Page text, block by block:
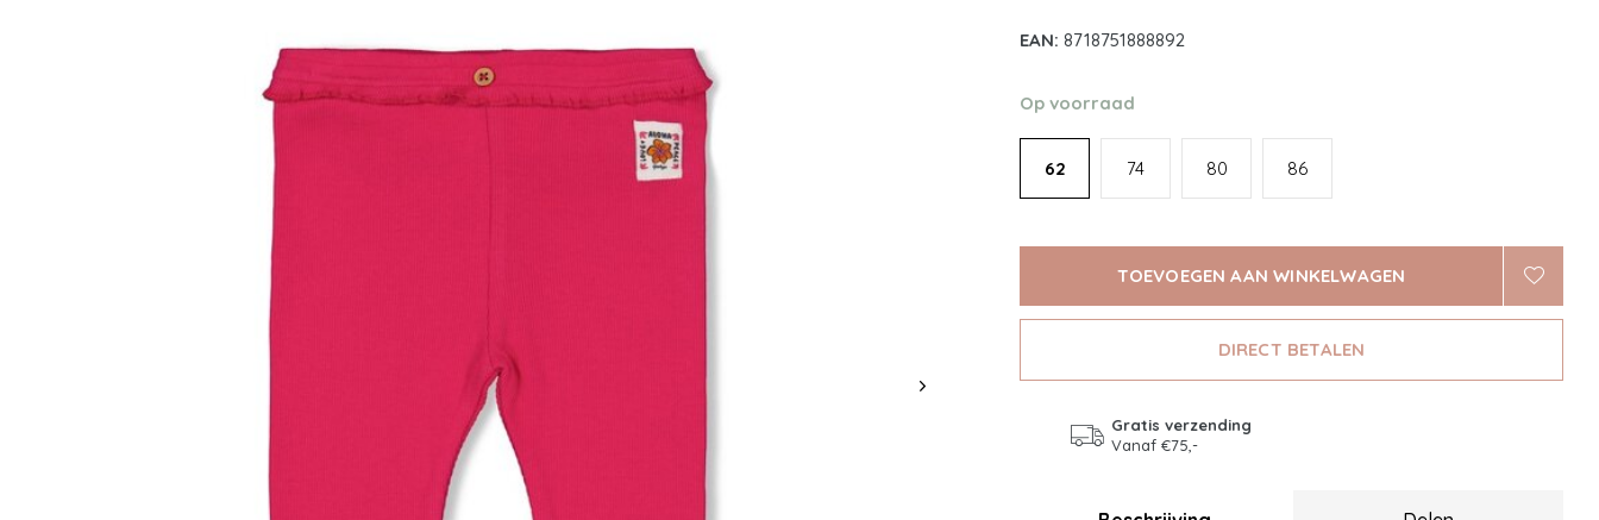
EAN: 8718751888892
Op voorraad
62 74 80 86
TOEVOEGEN AAN WINKELWAGEN
DIRECT BETALEN
Gratis verzending
Vanaf €75,-